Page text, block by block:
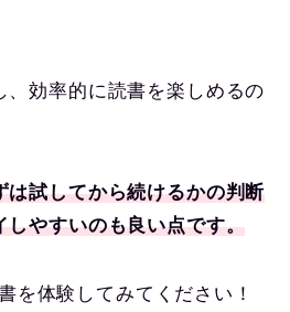
、効率的に読書を楽しめるの
は試してから続けるかの判断
しやすいのも良い点です。
を体験してみてください！